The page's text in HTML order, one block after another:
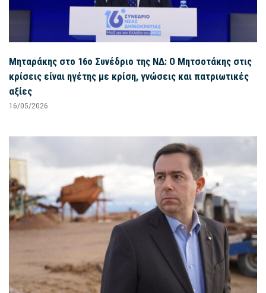
Μηταράκης στο 16ο Συνέδριο της ΝΔ: Ο Μητσοτάκης στις
κρίσεις είναι ηγέτης με κρίση, γνώσεις και πατριωτικές
αξίες
16/05/2026